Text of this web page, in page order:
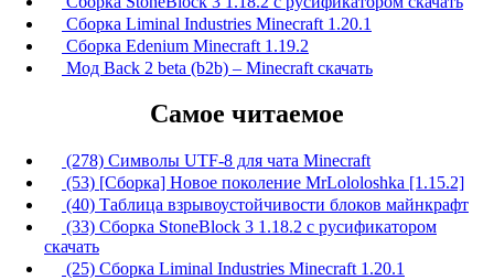
Сборка Liminal Industries Minecraft 1.20.1
Сборка Edenium Minecraft 1.19.2
Мод Back 2 beta (b2b) – Minecraft скачать
Самое читаемое
(278) Символы UTF-8 для чата Minecraft
(53) [Сборка] Новое поколение MrLololoshka [1.15.2]
(40) Таблица взрывоустойчивости блоков майнкрафт
(33) Сборка StoneBlock 3 1.18.2 с русификатором
скачать
(25) Сборка Liminal Industries Minecraft 1.20.1